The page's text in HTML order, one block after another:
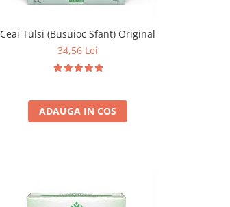
Ceai Tulsi (Busuioc Sfant) Original
34,56 Lei
ADAUGA IN COS